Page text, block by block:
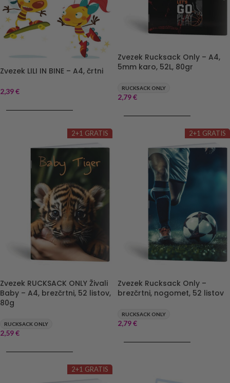
Zvezek LILI IN BINE – A4, črtni
2,39€
Zvezek Rucksack Only – A4,
5mm karo, 52L, 80gr
RUCKSACK ONLY
2,79€
2+1 GRATIS
Zvezek RUCKSACK ONLY Živali
Baby – A4, brezčrtni, 52 listov,
80g
RUCKSACK ONLY
2,59€
2+1 GRATIS
Zvezek Rucksack Only –
brezčrtni, nogomet, 52 listov
RUCKSACK ONLY
2,79€
2+1 GRATIS